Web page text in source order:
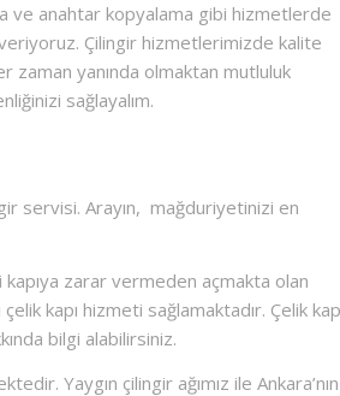
ve anahtar kopyalama gibi hizmetlerde
Çilingir hizmetlerimizde kalite
zaman yanında olmaktan mutluluk
sağlayalım.
servisi. Arayın, mağduriyetinizi en
zarar vermeden açmakta olan
kapı hizmeti sağlamaktadır. Çelik
bilgi alabilirsiniz.
Yaygın çilingir ağımız ile Ankara’nın